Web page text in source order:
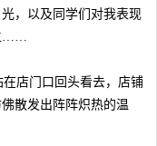
，以及同学们对我表现
……
店门口回头看去，店铺
散发出阵阵炽热的温